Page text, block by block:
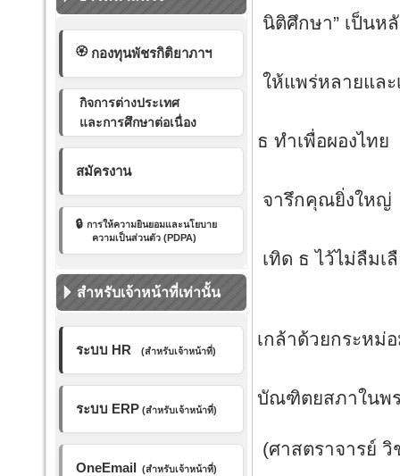
🏵️ กองทุนพัชรกิติยาภาฯ
กิจการต่างประเทศ
และการศึกษาต่อเนื่อง
สมัครงาน
🔒 การให้ความยินยอมและนโยบาย
ความเป็นส่วนตัว (PDPA)
สำหรับเจ้าหน้าที่เท่านั้น
ระบบ HR (สำหรับเจ้าหน้าที่)
ระบบ ERP (สำหรับเจ้าหน้าที่)
OneEmail (สำหรับเจ้าหน้าที่)
นิติศึกษา” เป็นห
ให้แพร่หลายแล
ธ ทำเพื่อผองไทย
จารึกคุณยิ่
เทิด ธ ไว้ไม่ลืมเ
เกล้าด้วยกระหม่
บัณฑิตยสภาในพ
(ศาสตราจารย์